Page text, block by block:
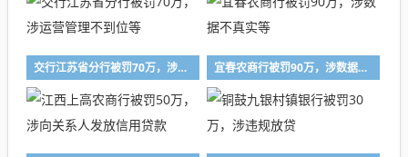
交行江苏省分行被罚70万，涉运营管理不到位等 宜春农商行被罚90万，涉数据不真实等